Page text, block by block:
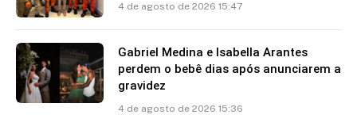
4 de agosto de 2026 15:47
Gabriel Medina e Isabella Arantes
perdem o bebê dias após anunciarem a
gravidez
4 de agosto de 2026 15:36